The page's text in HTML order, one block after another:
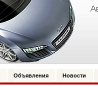
Объявления Новости